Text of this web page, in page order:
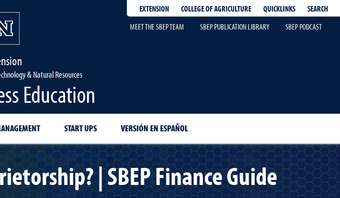
EXTENSION COLLEGE OF AGRICULTURE QUICKLINKS
SEARCH
MEET THE SBEP TEAM
SBEP PUBLICATION LIBRARY SBEP PODCAST
& Natural Resources
Education
START UPS VERSIÓN EN ESPAÑOL
| SBEP Finance Guide